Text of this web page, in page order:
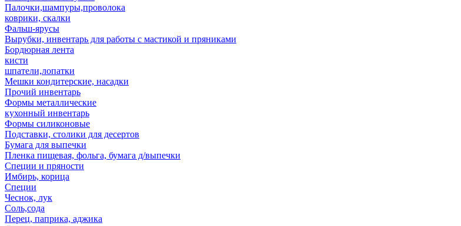
Палочки,шампуры,проволока
коврики, скалки
Фальш-ярусы
Вырубки, инвентарь для работы с мастикой и пряниками
Бордюрная лента
кисти
шпатели,лопатки
Мешки кондитерские, насадки
Прочий инвентарь
Формы металлические
кухонный инвентарь
Формы силиконовые
Подставки, столики для десертов
Бумага для выпечки
Пленка пищевая, фольга, бумага д/выпечки
Специи и пряности
Имбирь, корица
Специи
Чеснок, лук
Соль,сода
Перец, паприка, аджика